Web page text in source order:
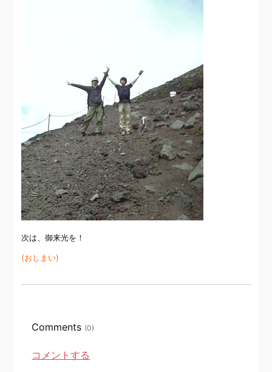
次は、御来光を！
(おしまい)
Comments (0)
コメントする